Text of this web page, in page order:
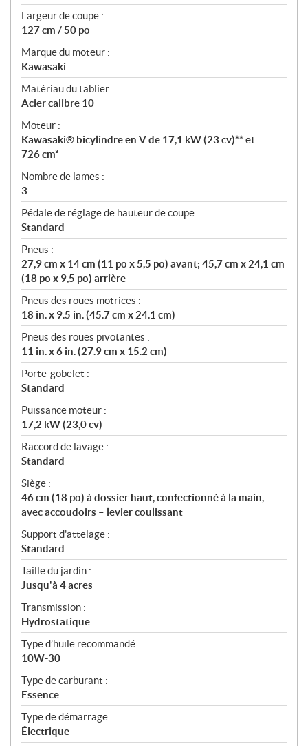
Largeur de coupe :
127 cm / 50 po
Marque du moteur :
Kawasaki
Matériau du tablier :
Acier calibre 10
Moteur :
Kawasaki® bicylindre en V de 17,1 kW (23 cv)** et
726 cm³
Nombre de lames :
3
Pédale de réglage de hauteur de coupe :
Standard
Pneus :
27,9 cm x 14 cm (11 po x 5,5 po) avant; 45,7 cm x 24,1 cm
(18 po x 9,5 po) arrière
Pneus des roues motrices :
18 in. x 9.5 in. (45.7 cm x 24.1 cm)
Pneus des roues pivotantes :
11 in. x 6 in. (27.9 cm x 15.2 cm)
Porte-gobelet :
Standard
Puissance moteur :
17,2 kW (23,0 cv)
Raccord de lavage :
Standard
Siège :
46 cm (18 po) à dossier haut, confectionné à la main,
avec accoudoirs – levier coulissant
Support d'attelage :
Standard
Taille du jardin :
Jusqu'à 4 acres
Transmission :
Hydrostatique
Type d’huile recommandé :
10W-30
Type de carburant :
Essence
Type de démarrage :
Électrique